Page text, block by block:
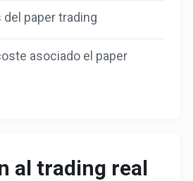
paper trading
asociado el paper
al trading real